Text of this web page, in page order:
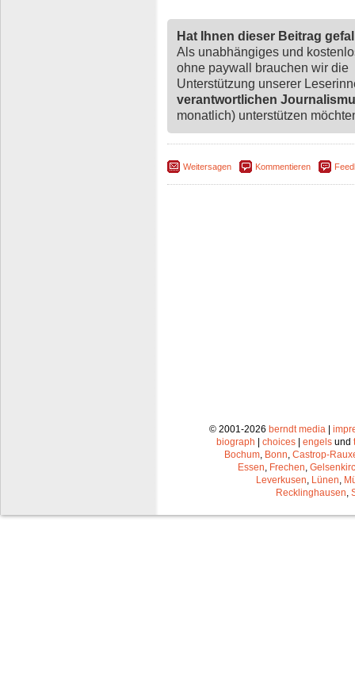
Hat Ihnen dieser Beitrag
Als unabhängiges und
ohne paywall brauchen wir die
Unterstützung unserer
verantwortlichen
monatlich) unterstützen
Weitersagen Kommentieren
© 2001-2026 berndt media|
biograph
choices engels und
Bochum, Bonn, Castrop-
Essen, Frechen,
Leverkusen, Lünen,
Recklinghausen,